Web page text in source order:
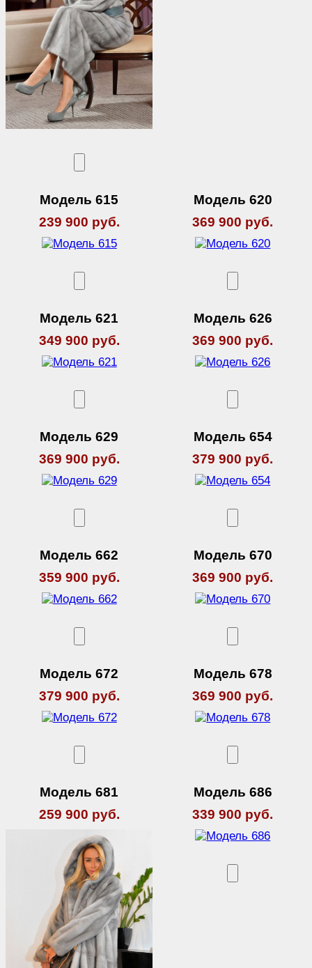
Модель 615
239 900 руб.
Модель 620
369 900 руб.
Модель 621
349 900 руб.
Модель 626
369 900 руб.
Модель 629
369 900 руб.
Модель 654
379 900 руб.
Модель 662
359 900 руб.
Модель 670
369 900 руб.
Модель 672
379 900 руб.
Модель 678
369 900 руб.
Модель 681
259 900 руб.
Модель 686
339 900 руб.